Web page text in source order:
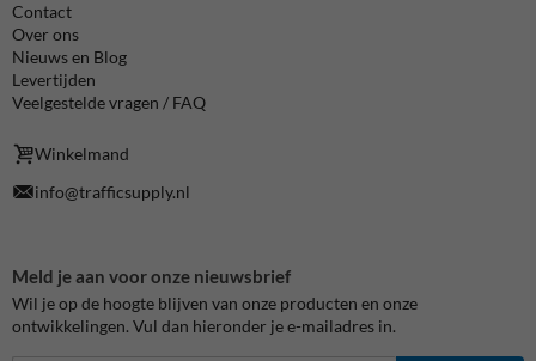
Contact
Over ons
Nieuws en Blog
Levertijden
Veelgestelde vragen / FAQ
Winkelmand
info@trafficsupply.nl
Meld je aan voor onze nieuwsbrief
Wil je op de hoogte blijven van onze producten en onze
ontwikkelingen. Vul dan hieronder je e-mailadres in.